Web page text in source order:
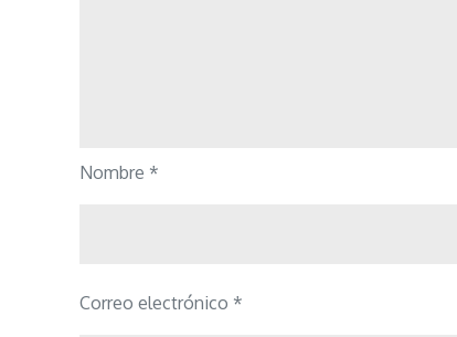
Nombre *
Correo electrónico *